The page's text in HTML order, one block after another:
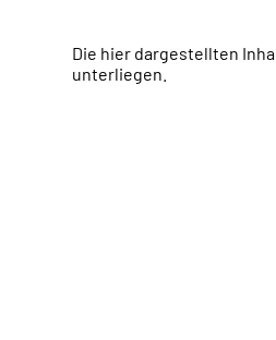
Die hier dargestellten
unterliegen.